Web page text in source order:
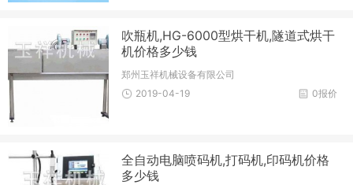
吹瓶机,HG-6000型烘干机,隧道式烘干
机价格多少钱
郑州玉祥机械设备有限公司
0报价
2019-04-19
全自动电脑喷码机,打码机,印码机价格
多少钱